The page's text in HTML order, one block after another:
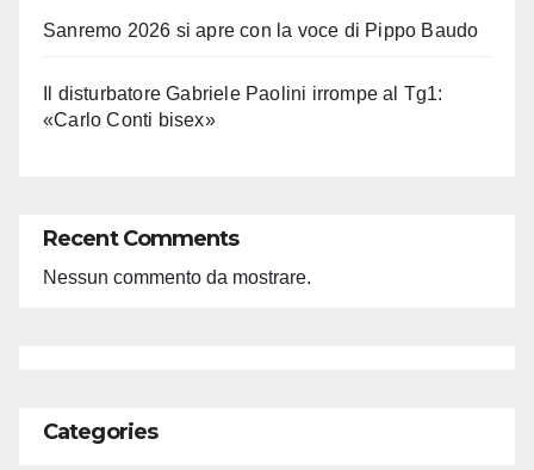
Sanremo 2026 si apre con la voce di Pippo Baudo
Il disturbatore Gabriele Paolini irrompe al Tg1:
«Carlo Conti bisex»
Recent Comments
Nessun commento da mostrare.
Categories